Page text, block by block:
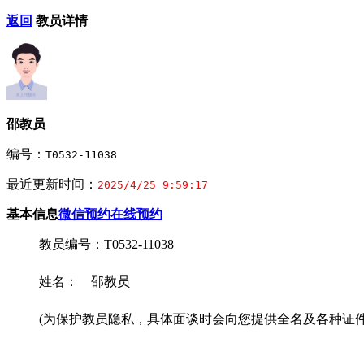
返回 教员详情
邵教员
编号： T0532-11038
最近更新时间： 2025/4/25 9:59:17
基本信息微信预约在线预约
教员编号：T0532-11038
姓名： 邵教员
(为保护教员隐私，具体面谈时会向您提供全名及各种证